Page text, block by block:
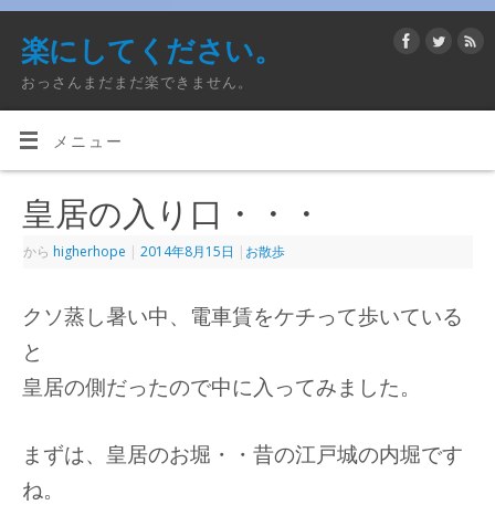
楽にしてください。
おっさんまだまだ楽できません。
メニュー
皇居の入り口・・・
から higherhope | 2014年8月15日 | お散歩
クソ蒸し暑い中、電車賃をケチって歩いている
と
皇居の側だったので中に入ってみました。
まずは、皇居のお堀・・昔の江戸城の内堀です
ね。